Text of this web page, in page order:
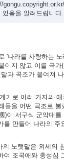
음을 알려드립니다.
'나라를 사랑하는
이지 않고 이를 국가
과 곡조가 붙여져
기로 여러 가지의
들을 어떤 곡조로 불
)이 서구식 군악대를
를 만들어 나라의 주
의 노랫말은 외세의
여 조국애와 충성심